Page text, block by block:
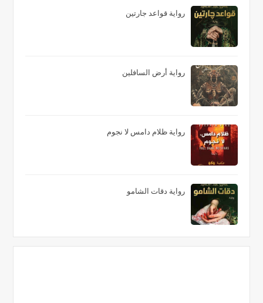
رواية قواعد جارتين
رواية أرض السافلين
رواية ظلام دامس لا نجوم
رواية دقات الشامو